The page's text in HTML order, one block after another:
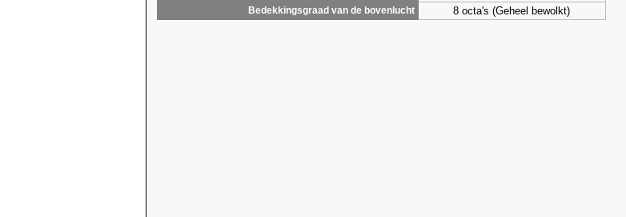
Bedekkingsgraad van de bovenlucht 8 octa's (Geheel bewolkt)